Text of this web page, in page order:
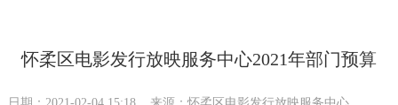
怀柔区电影发行放映服务中心2021年部门预算